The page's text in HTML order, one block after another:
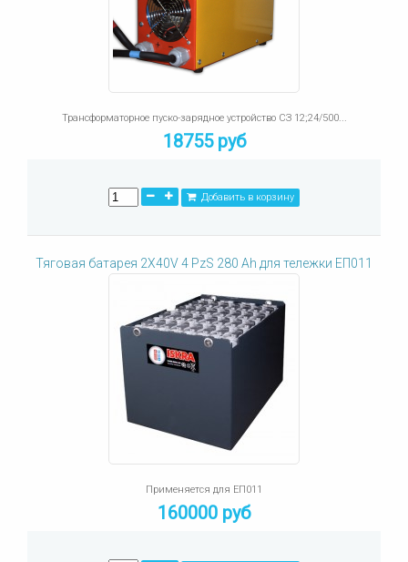
Трансформаторное пуско-зарядное устройство СЗ 12;24/500...
18755 руб
Добавить в корзину
Тяговая батарея 2X40V 4 PzS 280 Ah для тележки ЕП011
Применяется для ЕП011
160000 руб